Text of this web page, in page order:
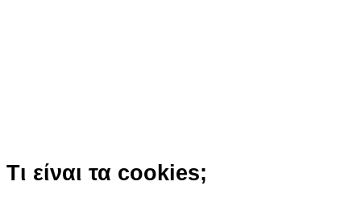
Τι είναι τα cookies;